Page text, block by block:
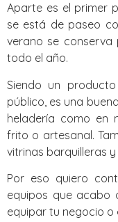
Aparte es el primer
se está de paseo
verano se conserva
todo el año.
Siendo un
público, es una
heladería como en
frito o artesanal.
vitrinas barquilleras
Por eso quiero
equipos que acabo
equipar tu negocio o